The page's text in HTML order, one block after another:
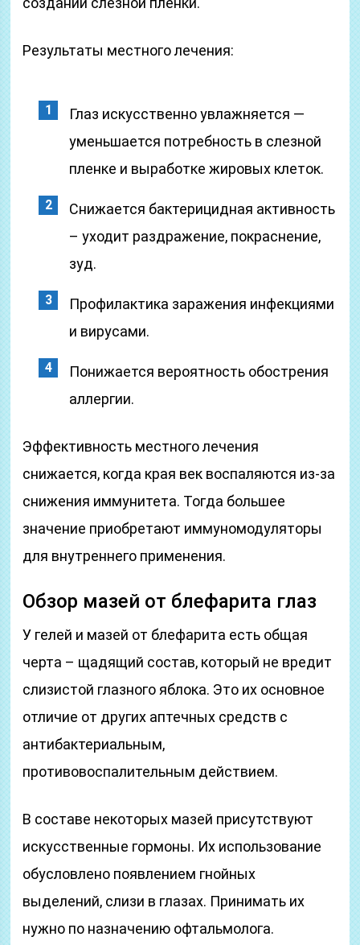
Результаты местного лечения:
Глаз искусственно увлажняется —
уменьшается потребность в слезной
пленке и выработке жировых клеток.
Снижается бактерицидная активность
– уходит раздражение, покраснение,
зуд.
Профилактика заражения инфекциями
и вирусами.
Понижается вероятность обострения
аллергии.
Эффективность местного лечения
снижается, когда края век воспаляются из-за
снижения иммунитета. Тогда большее
значение приобретают иммуномодуляторы
для внутреннего применения.
Обзор мазей от блефарита глаз
У гелей и мазей от блефарита есть общая
черта – щадящий состав, который не вредит
слизистой глазного яблока. Это их основное
отличие от других аптечных средств с
антибактериальным,
противовоспалительным действием.
В составе некоторых мазей присутствуют
искусственные гормоны. Их использование
обусловлено появлением гнойных
выделений, слизи в глазах. Принимать их
нужно по назначению офтальмолога.